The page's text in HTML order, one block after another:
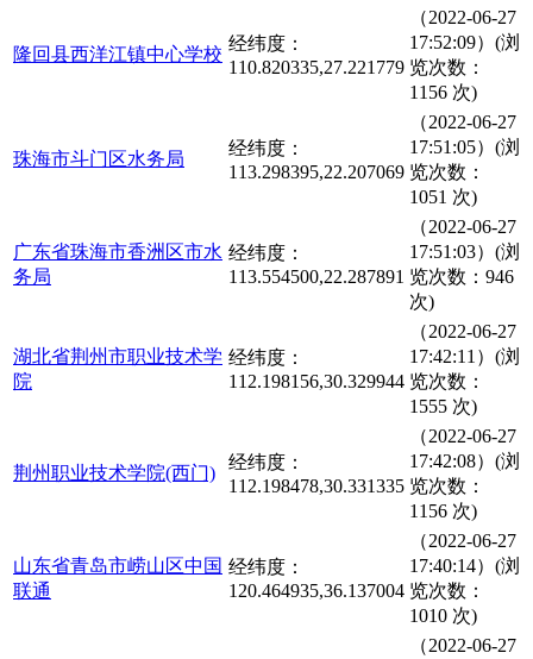
隆回县西洋江镇中心学校
经纬度：
110.820335,27.221779
（2022-06-27
17:52:09）(浏
览次数：
1156 次)
珠海市斗门区水务局
经纬度：
113.298395,22.207069
（2022-06-27
17:51:05）(浏
览次数：
1051 次)
广东省珠海市香洲区市水
务局
经纬度：
113.554500,22.287891
（2022-06-27
17:51:03）(浏
览次数：946
次)
湖北省荆州市职业技术学
院
经纬度：
112.198156,30.329944
（2022-06-27
17:42:11）(浏
览次数：
1555 次)
荆州职业技术学院(西门)
经纬度：
112.198478,30.331335
（2022-06-27
17:42:08）(浏
览次数：
1156 次)
山东省青岛市崂山区中国
联通
经纬度：
120.464935,36.137004
（2022-06-27
17:40:14）(浏
览次数：
1010 次)
（2022-06-27